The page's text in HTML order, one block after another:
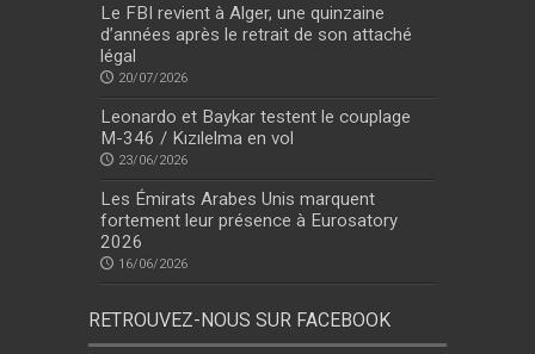
Le FBI revient à Alger, une quinzaine
d’années après le retrait de son attaché
légal
20/07/2026
Leonardo et Baykar testent le couplage
M-346 / Kızılelma en vol
23/06/2026
Les Émirats Arabes Unis marquent
fortement leur présence à Eurosatory
2026
16/06/2026
RETROUVEZ-NOUS SUR FACEBOOK